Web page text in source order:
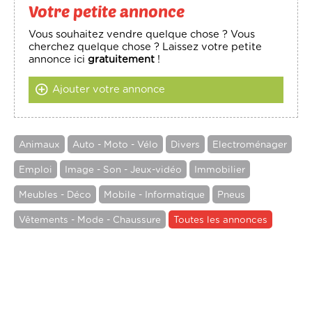
Votre petite annonce
Vous souhaitez vendre quelque chose ? Vous
cherchez quelque chose ? Laissez votre petite
annonce icigratuitement !
Ajouter votre annonce
Animaux Auto - Moto - Vélo Divers Electroménager
Emploi Image - Son - Jeux-vidéo Immobilier
Meubles - Déco Mobile - Informatique Pneus
Vêtements - Mode - Chaussure Toutes les annonces